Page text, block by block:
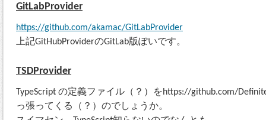
GitLabProvider
https://github.com/akamac/GitLabProvider
上記GitHubProviderのGitLab版ぽいです。
TSDProvider
TypeScript の定義ファイル（？）をhttps://github.com/
っ張ってくる（？）のでしょうか。